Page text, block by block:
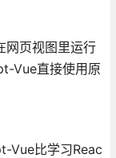
网页视图里运行
Vue直接使用原
Vue比学习Reac